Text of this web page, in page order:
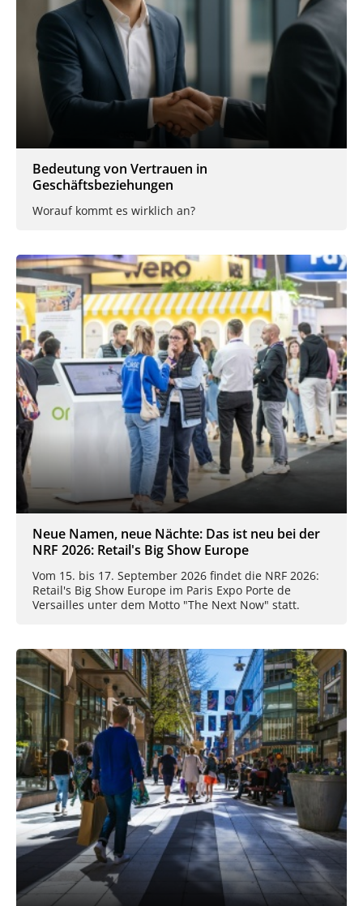
Bedeutung von Vertrauen in
Geschäftsbeziehungen
Worauf kommt es wirklich an?
Neue Namen, neue Nächte: Das ist neu bei der
NRF 2026: Retail's Big Show Europe
Vom 15. bis 17. September 2026 findet die NRF 2026:
Retail's Big Show Europe im Paris Expo Porte de
Versailles unter dem Motto "The Next Now" statt.